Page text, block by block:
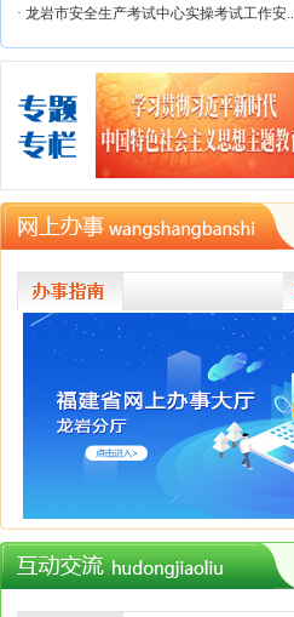
· 龙岩市安全生产考试中心实操考试工作安